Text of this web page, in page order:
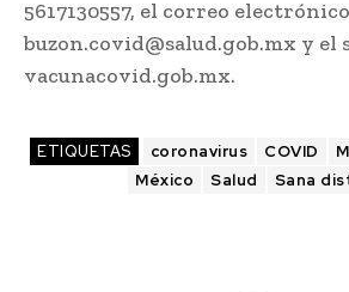
5617130557, el correo electrónico
buzon.covid@salud.gob.mx y el
vacunacovid.gob.mx.
ETIQUETAS coronavirus COVID
México
Salud Sana